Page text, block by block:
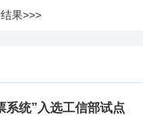
果>>>
系统”入选工信部试点